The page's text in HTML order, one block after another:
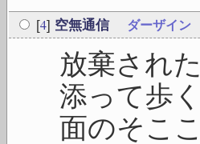
[4] 空無通信 ダーザイン
放棄され
添って歩
面のそこ